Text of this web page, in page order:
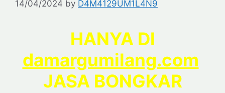
14/04/2024 by D4M4129UM1L4N9
HANYA DI
damargumilang.com
JASA BONGKAR